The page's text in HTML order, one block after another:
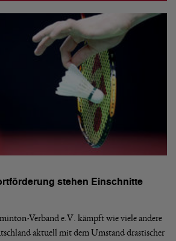
stehen Einschnitte
Verband e.V. kämpft wie viele andere
aktuell mit dem Umstand drastischer